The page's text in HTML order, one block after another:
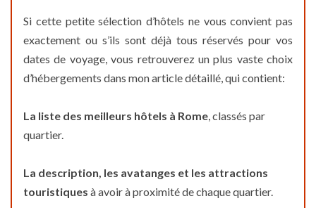
Si cette petite sélection d’hôtels ne vous convient pas
exactement ou s’ils sont déjà tous réservés pour vos
dates de voyage, vous retrouverez un plus vaste choix
d’hébergements dans mon article détaillé, qui contient:
La liste des meilleurs hôtels à Rome, classés par
quartier.
La description, les avatanges et les attractions
touristiques à avoir à proximité de chaque quartier.